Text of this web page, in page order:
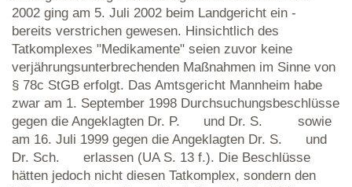
2002 ging am 5. Juli 2002 beim Landgericht ein -
bereits verstrichen gewesen. Hinsichtlich des
Tatkomplexes "Medikamente" seien zuvor keine
verjährungsunterbrechenden Maßnahmen im Sinne von
§ 78c StGB erfolgt. Das Amtsgericht Mannheim habe
zwar am 1. September 1998 Durchsuchungsbeschlüsse
gegen die Angeklagten Dr. P. und Dr. S. sowie
am 16. Juli 1999 gegen die Angeklagten Dr. S. und
Dr. Sch. erlassen (UA S. 13 f.). Die Beschlüsse
hätten jedoch nicht diesen Tatkomplex, sondern den